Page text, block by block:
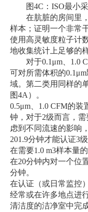
图4C：ISO最小采
在肮脏的房间里，
样本；证明一个非常
使用高灵敏度粒子计
地收集统计上足够的
对于0.1μm、1.0
可对所需体积的
域。第二类用同样的
图4A）。
0.5μm、1.0 CFM的装
钟，对于2级而言，
虑到不同流速的影响
201.9分钟才能认证3
在需要1.0 m3样本量
在20分钟内对一个位
分钟。
在认证（或日常监控
经常或在许多地点进
清洁度的洁净室中完